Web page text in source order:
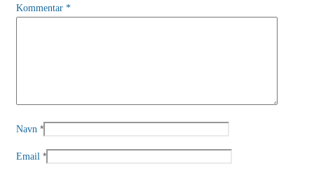
Kommentar *
Navn *
Email *